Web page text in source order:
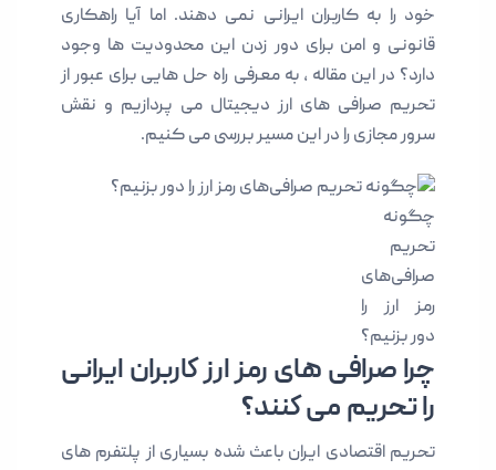
خود را به کاربران ایرانی نمی دهند. اما آیا راهکاری
قانونی و امن برای دور زدن این محدودیت ها وجود
دارد؟ در این مقاله ، به معرفی راه‌ حل هایی برای عبور از
تحریم صرافی‌ های ارز دیجیتال می پردازیم و نقش
سرور مجازی را در این مسیر بررسی می کنیم.
چگونه
تحریم
صرافی‌های
رمز ارز را
دور بزنیم؟
چرا صرافی‌ های رمز ارز کاربران ایرانی
را تحریم می کنند؟
تحریم‌ اقتصادی ایران باعث شده بسیاری از پلتفرم‌ های